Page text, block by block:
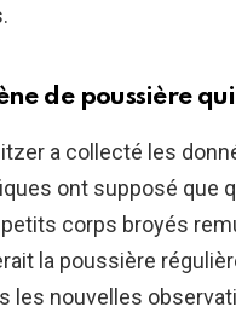
de poussière
a collecté les
ont supposé que
corps broyés
la poussière
les nouvelles